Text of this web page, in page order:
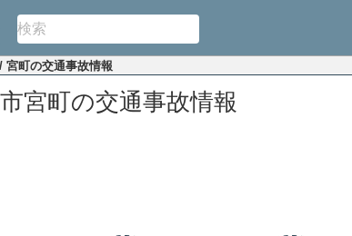
/ 宮町の交通事故情報
宮町の交通事故情報